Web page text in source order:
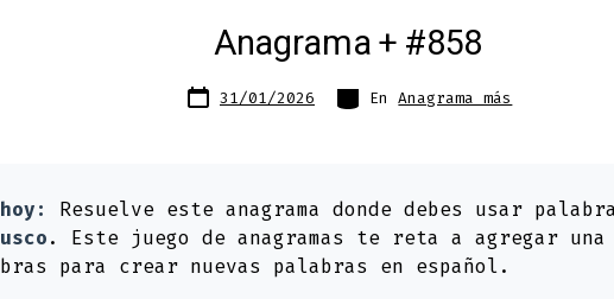
Anagrama + #858
Fecha
de 31/01/2026 Categorías
EnAnagrama más
Resuelve este anagrama donde debes usar
. Este juego de anagramas te reta a agregar
para crear nuevas palabras en español.